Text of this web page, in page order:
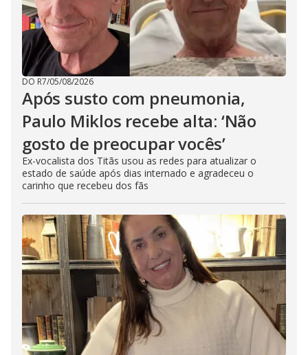
DO R7/05/08/2026
Após susto com pneumonia,
Paulo Miklos recebe alta: ‘Não
gosto de preocupar vocês’
Ex-vocalista dos Titãs usou as redes para atualizar o
estado de saúde após dias internado e agradeceu o
carinho que recebeu dos fãs